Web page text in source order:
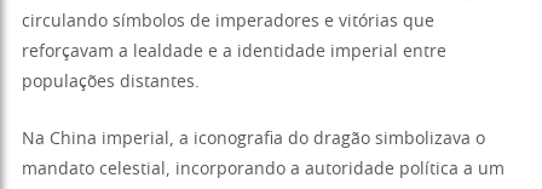
circulando símbolos de imperadores e vitórias que
reforçavam a lealdade e a identidade imperial entre
populações distantes.
Na China imperial, a iconografia do dragão simbolizava o
mandato celestial, incorporando a autoridade política a um